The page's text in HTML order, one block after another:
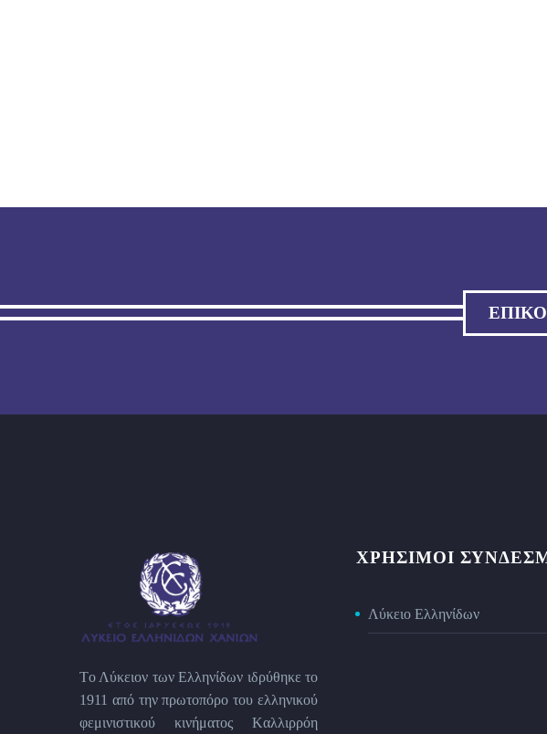
Tο Λύκειον των Eλληνίδων ιδρύθηκε το
1911 από την πρωτοπόρο του ελληνικού
φεμινιστικού κινήματος Kαλλιρρόη
ΧΡΉΣΙΜΟΙ
Λύκειο Ελληνίδων